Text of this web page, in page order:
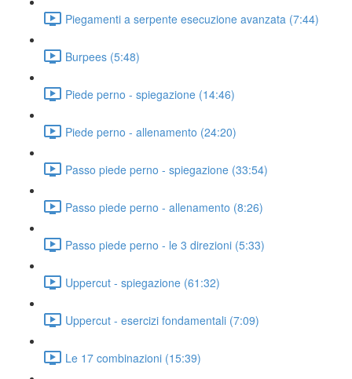
Piegamenti a serpente esecuzione avanzata (7:44)
Burpees (5:48)
Piede perno - spiegazione (14:46)
Piede perno - allenamento (24:20)
Passo piede perno - spiegazione (33:54)
Passo piede perno - allenamento (8:26)
Passo piede perno - le 3 direzioni (5:33)
Uppercut - spiegazione (61:32)
Uppercut - esercizi fondamentali (7:09)
Le 17 combinazioni (15:39)